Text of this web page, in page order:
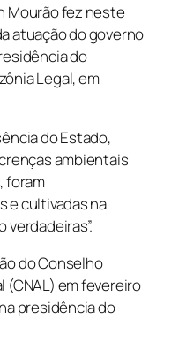
Mourão fez neste
atuação do governo
do
Legal, em
do Estado,
ambientais
foram
e cultivadas na
do Conselho
(CNAL) em fevereiro
presidência do